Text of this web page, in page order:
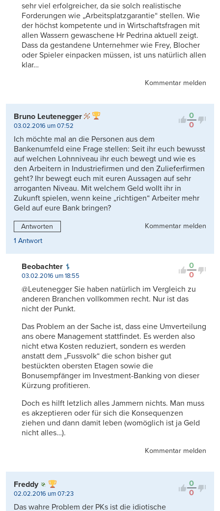
sehr viel erfolgreicher, da sie solch realistische
Forderungen wie „Arbeitsplatzgarantie“ stellen. Wie
der höchst kompetente und in Wirtschaftsfragen mit
allen Wassern gewaschene Hr Pedrina aktuell zeigt.
Dass da gestandene Unternehmer wie Frey, Blocher
oder Spieler einpacken müssen, ist uns natürlich allen
klar…
Kommentar melden
0
0
Bruno Leutenegger
03.02.2016 um 07:52
Ich möchte mal an die Personen aus dem
Bankenumfeld eine Frage stellen: Seit ihr euch bewusst
auf welchen Lohnniveau ihr euch bewegt und wie es
den Arbeitern in Industriefirmen und den Zulieferfirmen
geht? Ihr bewegt euch mit euren Aussagen auf sehr
arroganten Niveau. Mit welchem Geld wollt ihr in
Zukunft spielen, wenn keine „richtigen“ Arbeiter mehr
Geld auf eure Bank bringen?
Antworten
Kommentar melden
1 Antwort
0
0
Beobachter
03.02.2016 um 18:55
@Leutenegger Sie haben natürlich im Vergleich zu
anderen Branchen vollkommen recht. Nur ist das
nicht der Punkt.
Das Problem an der Sache ist, dass eine Umverteilung
ans obere Management stattfindet. Es werden also
nicht etwa Kosten reduziert, sondern es werden
anstatt dem „Fussvolk“ die schon bisher gut
bestückten obersten Etagen sowie die
Bonusempfänger im Investment-Banking von dieser
Kürzung profitieren.
Doch es hilft letzlich alles Jammern nichts. Man muss
es akzeptieren oder für sich die Konsequenzen
ziehen und dann damit leben (womöglich ist ja Geld
nicht alles…).
Kommentar melden
0
0
Freddy
02.02.2016 um 07:23
Das wahre Problem der PKs ist die idiotische